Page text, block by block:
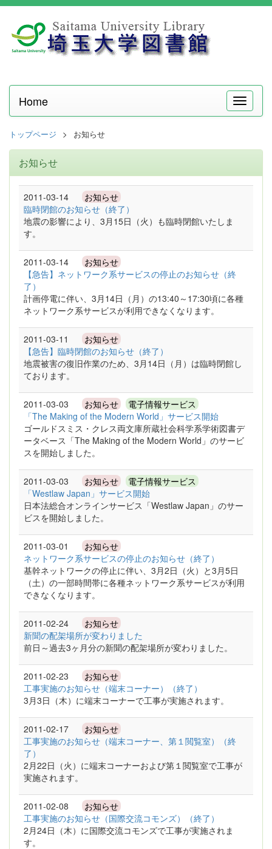
メ
ニ
Home
トップページ お知らせ
お知らせ
2011-03-14 お知らせ
臨時閉館のお知らせ（終了）
地震の影響により、3月15日（火）も臨時閉館いたしま
す。
2011-03-14 お知らせ
【急告】ネットワーク系サービスの停止のお知らせ（終
了）
計画停電に伴い、3月14日（月）の13:40～17:30頃に各種
ネットワーク系サービスが利用できなくなります。
2011-03-11 お知らせ
【急告】臨時閉館のお知らせ（終了）
地震被害の復旧作業のため、3月14日（月）は臨時閉館し
ております。
2011-03-03 お知らせ 電子情報サービス
「The Making of the Modern World」サービス開始
ゴールドスミス・クレス両文庫所蔵社会科学系学術図書デ
ータベース「The Making of the Modern World」のサービ
スを開始しました。
2011-03-03 お知らせ 電子情報サービス
「Westlaw Japan」サービス開始
日本法総合オンラインサービス「Westlaw Japan」のサー
ビスを開始しました。
2011-03-01 お知らせ
ネットワーク系サービスの停止のお知らせ（終了）
基幹ネットワークの停止に伴い、3月2日（火）と3月5日
（土）の一部時間帯に各種ネットワーク系サービスが利用
できなくなります。
2011-02-24 お知らせ
新聞の配架場所が変わりました
前日～過去3ヶ月分の新聞の配架場所が変わりました。
2011-02-23 お知らせ
工事実施のお知らせ（端末コーナー）（終了）
3月3日（木）に端末コーナーで工事が実施されます。
2011-02-17 お知らせ
工事実施のお知らせ（端末コーナー、第１閲覧室）（終
了）
2月22日（火）に端末コーナーおよび第１閲覧室で工事が
実施されます。
2011-02-08 お知らせ
工事実施のお知らせ（国際交流コモンズ）（終了）
2月24日（木）に国際交流コモンズで工事が実施されま
す。